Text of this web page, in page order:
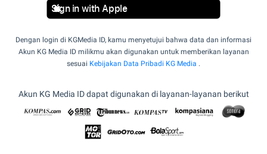
Sign in with Apple
Dengan login di KGMedia ID, kamu menyetujui bahwa data dan informasi
Akun KG Media ID milikmu akan digunakan untuk memberikan layanan
sesuai Kebijakan Data Pribadi KG Media .
Akun KG Media ID dapat digunakan di layanan-layanan berikut